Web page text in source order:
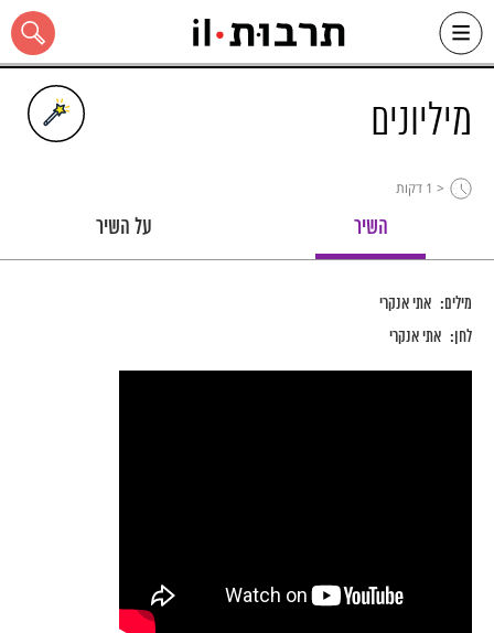
Skip
content
כל האתר
מיליונים
< 1 דקות
השיר על השיר
מילים: אתי אנקרי
לחן: אתי אנקרי